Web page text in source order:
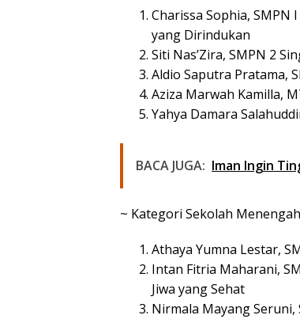
Charissa Sophia,
yang Dirindukan
Siti Nas’Zira, SMPN 2
Aldio Saputra Pratama,
Aziza Marwah Kamilla,
Yahya Damara
BACA JUGA: Iman Ingin
~ Kategori Sekolah
Athaya Yumna Lestar,
Intan Fitria Maharani,
Jiwa yang Sehat
Nirmala Mayang